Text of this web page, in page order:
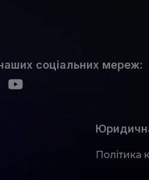
соціальних мереж:
Політика